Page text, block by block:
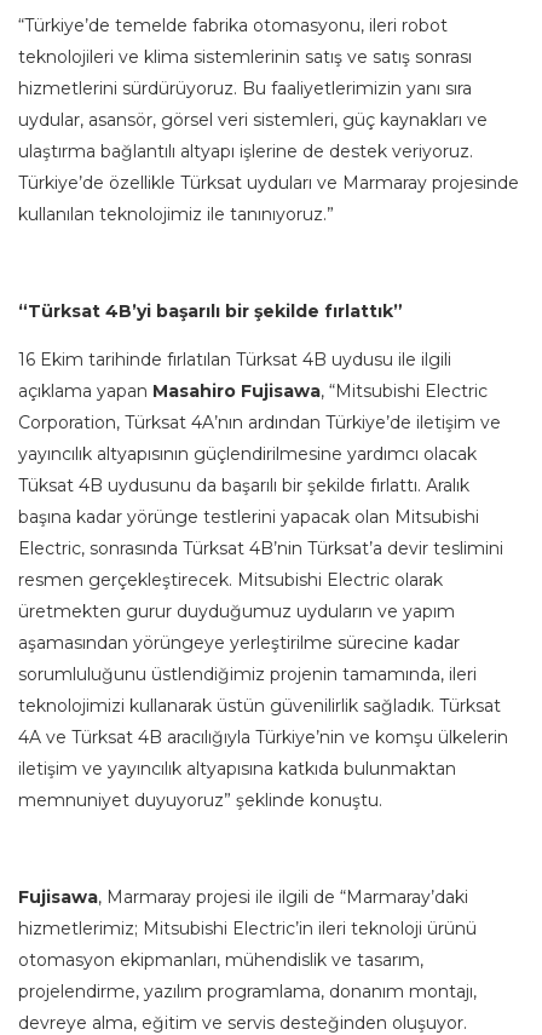
“Türkiye’de temelde fabrika otomasyonu, ileri robot
teknolojileri ve klima sistemlerinin satış ve satış sonrası
hizmetlerini sürdürüyoruz. Bu faaliyetlerimizin yanı sıra
uydular, asansör, görsel veri sistemleri, güç kaynakları ve
ulaştırma bağlantılı altyapı işlerine de destek veriyoruz.
Türkiye’de özellikle Türksat uyduları ve Marmaray projesinde
kullanılan teknolojimiz ile tanınıyoruz.”
“Türksat 4B’yi başarılı bir şekilde fırlattık”
16 Ekim tarihinde fırlatılan Türksat 4B uydusu ile ilgili
açıklama yapan Masahiro Fujisawa, “Mitsubishi Electric
Corporation, Türksat 4A’nın ardından Türkiye’de iletişim ve
yayıncılık altyapısının güçlendirilmesine yardımcı olacak
Tüksat 4B uydusunu da başarılı bir şekilde fırlattı. Aralık
başına kadar yörünge testlerini yapacak olan Mitsubishi
Electric, sonrasında Türksat 4B’nin Türksat’a devir teslimini
resmen gerçekleştirecek. Mitsubishi Electric olarak
üretmekten gurur duyduğumuz uyduların ve yapım
aşamasından yörüngeye yerleştirilme sürecine kadar
sorumluluğunu üstlendiğimiz projenin tamamında, ileri
teknolojimizi kullanarak üstün güvenilirlik sağladık. Türksat
4A ve Türksat 4B aracılığıyla Türkiye’nin ve komşu ülkelerin
iletişim ve yayıncılık altyapısına katkıda bulunmaktan
memnuniyet duyuyoruz” şeklinde konuştu.
Fujisawa, Marmaray projesi ile ilgili de “Marmaray’daki
hizmetlerimiz; Mitsubishi Electric’in ileri teknoloji ürünü
otomasyon ekipmanları, mühendislik ve tasarım,
projelendirme, yazılım programlama, donanım montajı,
devreye alma, eğitim ve servis desteğinden oluşuyor.